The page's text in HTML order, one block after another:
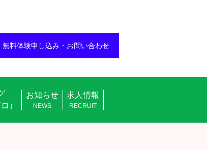
無料体験申し込み・お問い合わせ
）
お知らせ
NEWS
求人情報
RECRUIT